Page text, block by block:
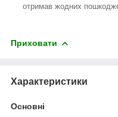
отримав жодних
Приховати
Характеристики
Основні